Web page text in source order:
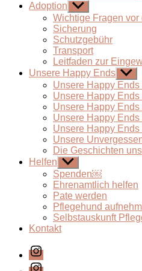
Adoption Untermenü
anzeigen
Wichtige Fragen
Sicherung
Schutzgebühr
Transport
Leitfaden zur
Unsere Happy Ends
Unsere Happy Ends
Unsere Happy Ends
Unsere Happy
Unsere Happy
Unsere Happy Ends
Unsere
Die Geschichten
Helfen Untermenü
anzeigen
Spenden￼
Ehrenamtlich helfen
Pate werden
Pflegehund
Selbstauskunft
Kontakt
Instagram
Instagram